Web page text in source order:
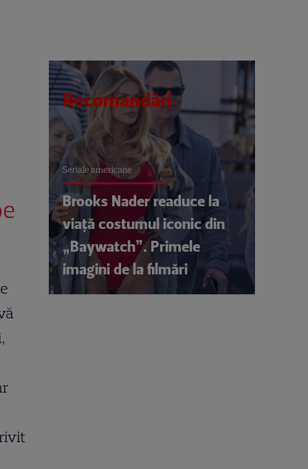
Recomandări
Seriale americane
Brooks Nader readuce la
viață costumul iconic din
„Baywatch”. Primele
imagini de la filmări